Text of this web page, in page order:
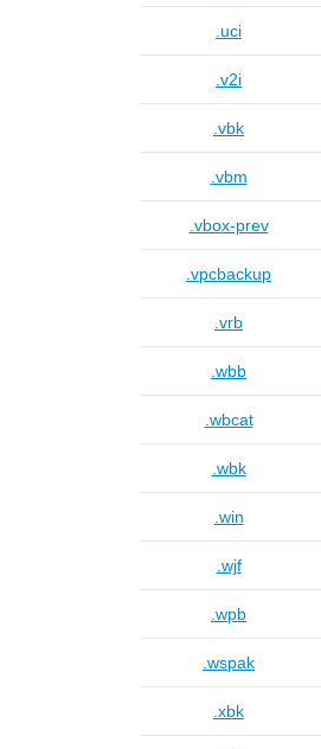
.uci
.v2i
.vbk
.vbm
.vbox-prev
.vpcbackup
.vrb
.wbb
.wbcat
.wbk
.win
.wjf
.wpb
.wspak
.xbk